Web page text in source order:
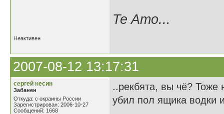
Te Amo...
Неактивен
2007-08-12 13:17:31
сергей несин
Забанен
Откуда: с окраины России
Зарегистрирован: 2006-10-27
Сообщений: 1668
..рекбята, вы чё? Тоже
убил пол ящика водки